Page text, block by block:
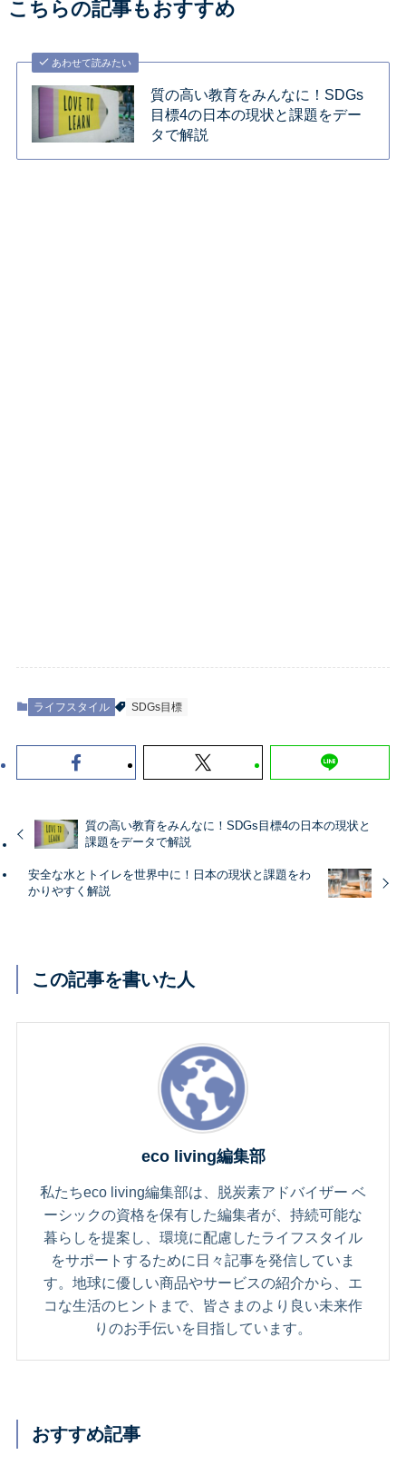
こちらの記事もおすすめ
あわせて読みたい
質の高い教育をみんなに！SDGs
目標4の日本の現状と課題をデー
タで解説
ライフスタイル SDGs目標
質の高い教育をみんなに！SDGs目標4の日本の現状と
課題をデータで解説
安全な水とトイレを世界中に！日本の現状と課題をわ
かりやすく解説
この記事を書いた人
eco living編集部
私たちeco living編集部は、脱炭素アドバイザー ベ
ーシックの資格を保有した編集者が、持続可能な
暮らしを提案し、環境に配慮したライフスタイル
をサポートするために日々記事を発信していま
す。地球に優しい商品やサービスの紹介から、エ
コな生活のヒントまで、皆さまのより良い未来作
りのお手伝いを目指しています。
おすすめ記事